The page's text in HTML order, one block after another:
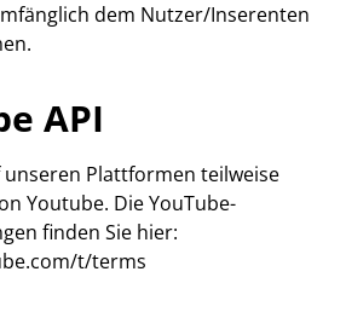
dem Nutzer/Inserenten
API
Plattformen teilweise
Youtube. Die YouTube-
finden Sie hier:
t/terms